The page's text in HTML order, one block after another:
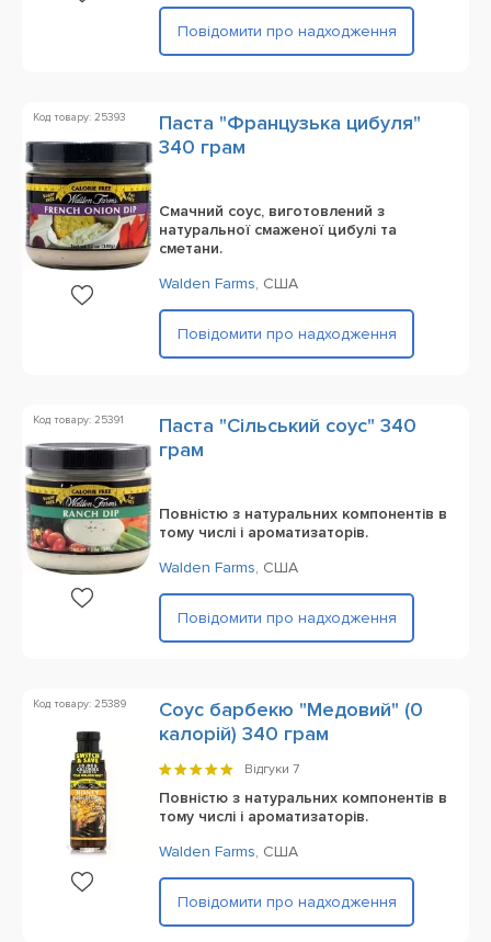
Повідомити про надходження
Код товару: 25393
Паста "Французька цибуля"
340 грам
Смачний соус, виготовлений з
натуральної смаженої цибулі та
сметани.
Walden Farms, США
Повідомити про надходження
Код товару: 25391
Паста "Сільський соус" 340
грам
Повністю з натуральних компонентів в
тому числі і ароматизаторів.
Walden Farms, США
Повідомити про надходження
Код товару: 25389
Соус барбекю "Медовий" (0
калорій) 340 грам
Відгуки 7
Повністю з натуральних компонентів в
тому числі і ароматизаторів.
Walden Farms, США
Повідомити про надходження